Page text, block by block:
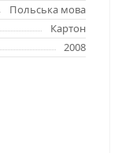
Польська мова
Картон
2008